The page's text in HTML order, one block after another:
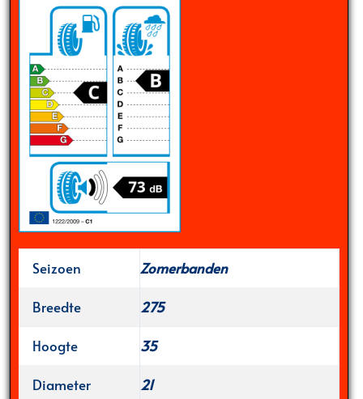
Seizoen
Zomerbanden
Breedte
275
Hoogte
35
Diameter
21